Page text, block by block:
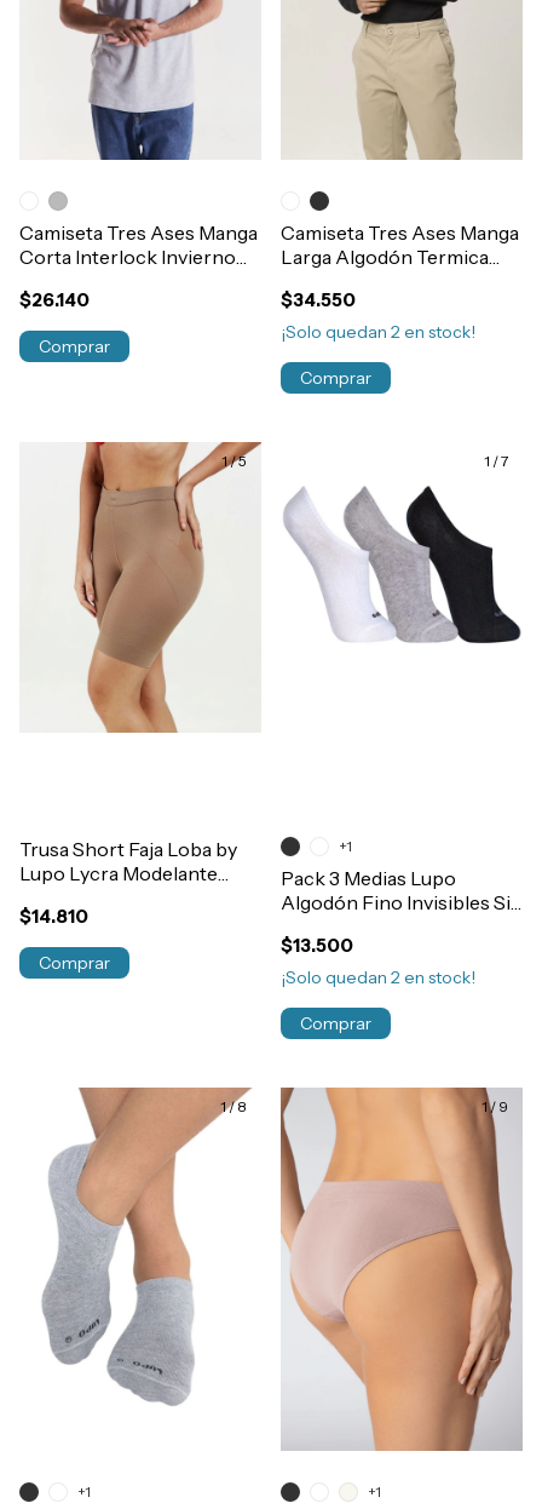
Camiseta Tres Ases Manga
Corta Interlock Invierno
$26.140
Comprar
Camiseta Tres Ases Manga
Larga Algodón Termica
$34.550
¡Solo quedan 2en stock!
Comprar
1/5
Trusa Short Faja Loba by
Lupo Lycra Modelante
$14.810
Comprar
1 /7
Pack 3 Medias Lupo
Algodón Fino Invisibles Sin
$13.500
¡Solo quedan 2en stock!
+1
Comprar
1/8
+1
1/ 9
+1